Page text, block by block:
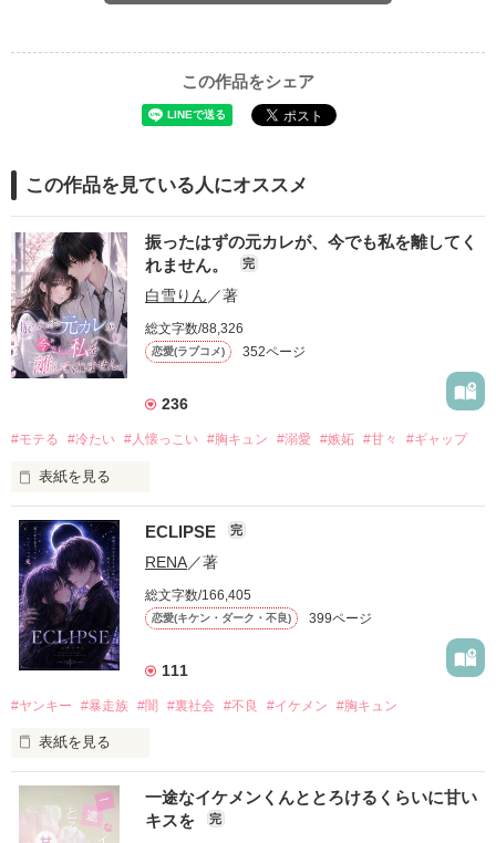
この作品をシェア
この作品を見ている人にオススメ
振ったはずの元カレが、今でも私を離してく
れません。
完
白雪りん ／著
総文字数/88,326
恋愛(ラブコメ) 352ページ
236
#モテる #冷たい #人懐っこい #胸キュン #溺愛 #嫉妬 #甘々 #ギャップ
表紙を見る
「好きだったから、別れを選んだ。」
モテる人を好きになるのが怖かった。
だから私は、中学時代に大好きだった彼を自分から振った。
もう会うことはないと思っていたのに、
高校生になって再会した彼は、隣の学校で”王子様”と呼ばれる
他の女の子には冷たいのに
私にだけ昔と変わらない笑顔を向けてくる。
「澪ちゃん。」
ECLIPSE 完
RENA／著
総文字数/166,405
恋愛(キケン・ダーク・不良) 399ページ
111
#ヤンキー #暴走族 #闇 #裏社会 #不良 #イケメン #胸キュン
表紙を見る
表紙画像はAIです
一途なイケメンくんととろけるくらいに甘い
キスを
完